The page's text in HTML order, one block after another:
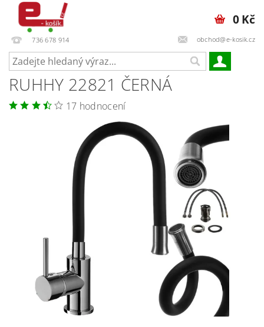
736 678 914 obchod@e-kosik.cz
0 Kč
RUHHY 22821 ČERNÁ
17 hodnocení